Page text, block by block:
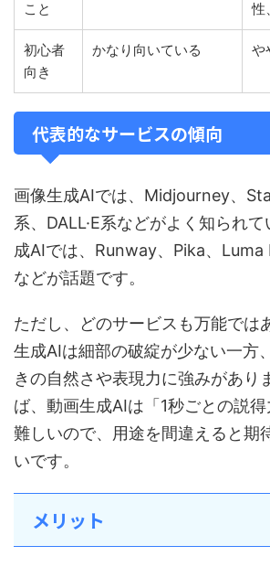
こと
性
初心者
向き
かなり向いている や
代表的なサービスの傾向
画像生成AIでは、Midjourney、
系、DALL·E系などがよく知られ
成AIでは、Runway、Pika、
などが話題です。
ただし、どのサービスも万能では
生成AIは細部の破綻が少ない一方
きの自然さや表現力に強みがあり
ば、動画生成AIは「1秒ごとの説
難しいので、用途を間違えると期
いです。
メリット